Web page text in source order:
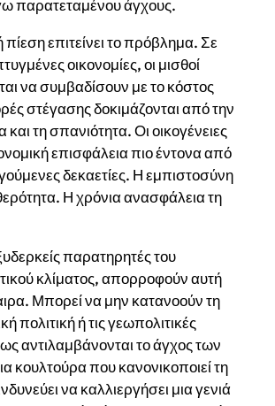
παρατεταμένου άγχους.
πίεση επιτείνει το πρόβλημα. Σε
οικονομίες, οι μισθοί
να συμβαδίσουν με το κόστος
στέγασης δοκιμάζονται από την
τη σπανιότητα. Οι οικογένειες
επισφάλεια πιο έντονα από
δεκαετίες. Η εμπιστοσύνη
Η χρόνια ανασφάλεια τη
παρατηρητές του
κλίματος, απορροφούν αυτή
Μπορεί να μην κατανοούν τη
πολιτική ή τις γεωπολιτικές
αντιλαμβάνονται το άγχος των
κουλτούρα που κανονικοποιεί τη
να καλλιεργήσει μια γενιά